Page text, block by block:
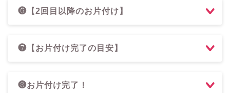
❻【2回目以降のお片付け】
❼【お片付け完了の目安】
❽お片付け完了！